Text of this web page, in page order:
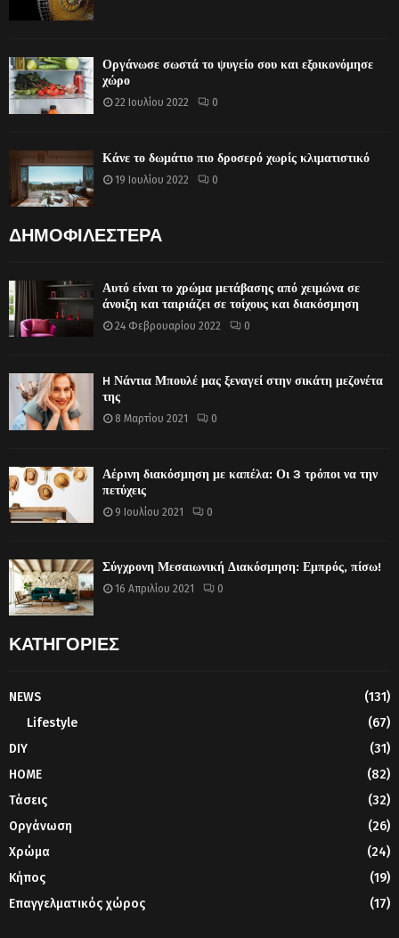
Οργάνωσε σωστά το ψυγείο σου και εξοικονόμησε
χώρο
22 Ιουλίου 2022 0
Κάνε το δωμάτιο πιο δροσερό χωρίς κλιματιστικό
19 Ιουλίου 2022 0
ΔΗΜΟΦΙΛΕΣΤΕΡΑ
Αυτό είναι το χρώμα μετάβασης από χειμώνα σε
άνοιξη και ταιριάζει σε τοίχους και διακόσμηση
24 Φεβρουαρίου 2022 0
H Νάντια Μπουλέ μας ξεναγεί στην σικάτη μεζονέτα
της
8 Μαρτίου 2021 0
Αέρινη διακόσμηση με καπέλα: Οι 3 τρόποι να την
πετύχεις
9 Ιουλίου 2021 0
Σύγχρονη Μεσαιωνική Διακόσμηση: Εμπρός, πίσω!
16 Απριλίου 2021 0
ΚΑΤΗΓΟΡΙΕΣ
NEWS
(131)
Lifestyle
(67)
DIY
(31)
HOME
(82)
Τάσεις
(32)
Οργάνωση
(26)
Χρώμα
(24)
Κήπος
(19)
Επαγγελματικός χώρος
(17)